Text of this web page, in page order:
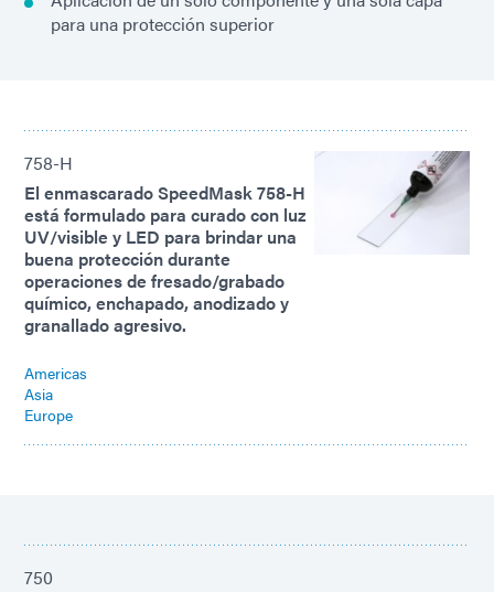
para una protección superior
758-H
El enmascarado SpeedMask 758-H
está formulado para curado con luz
UV/visible y LED para brindar una
buena protección durante
operaciones de fresado/grabado
químico, enchapado, anodizado y
granallado agresivo.
Americas
Asia
Europe
750